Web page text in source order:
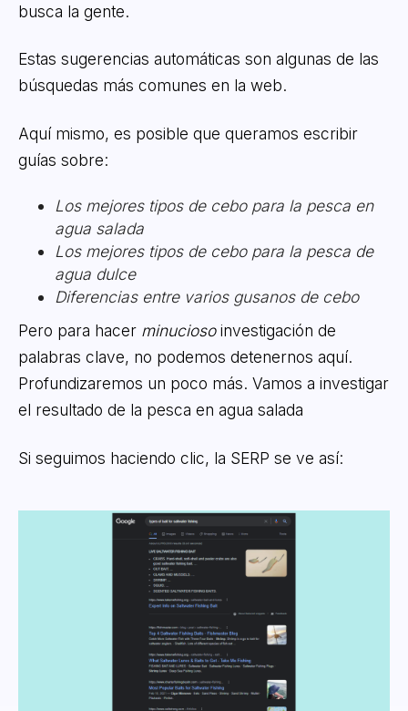
busca la gente.
Estas sugerencias automáticas son algunas de las
búsquedas más comunes en la web.
Aquí mismo, es posible que queramos escribir
guías sobre:
Los mejores tipos de cebo para la pesca en
agua salada
Los mejores tipos de cebo para la pesca de
agua dulce
Diferencias entre varios gusanos de cebo
Pero para hacer minuciosoinvestigación de
palabras clave, no podemos detenernos aquí.
Profundizaremos un poco más. Vamos a investigar
el resultado de la pesca en agua salada
Si seguimos haciendo clic, la SERP se ve así: